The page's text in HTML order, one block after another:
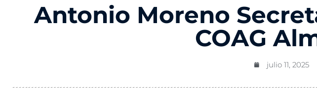
Antonio Moreno
COAG
julio 11, 2025